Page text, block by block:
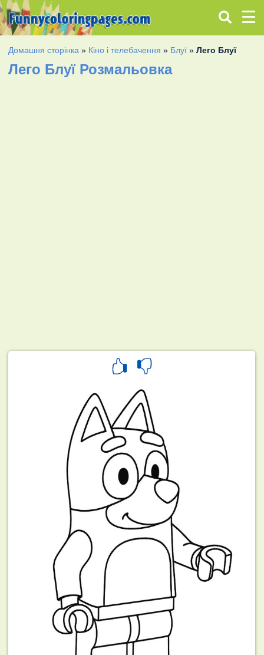
Домашня сторінка » Кіно і телебачення » Блуї »Лего Блуї
Лего Блуї Розмальовка